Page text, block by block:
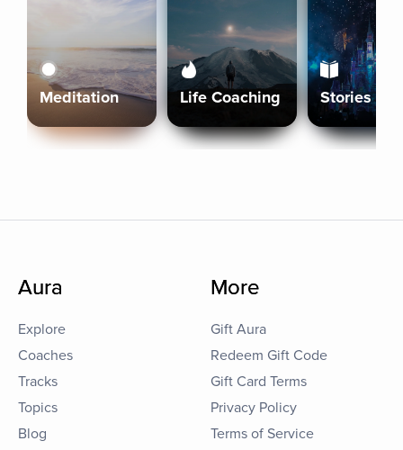
Meditation Life Coaching Stories
Aura
Explore
Coaches
Tracks
Topics
Blog
More
Gift Aura
Redeem Gift Code
Gift Card Terms
Privacy Policy
Terms of Service